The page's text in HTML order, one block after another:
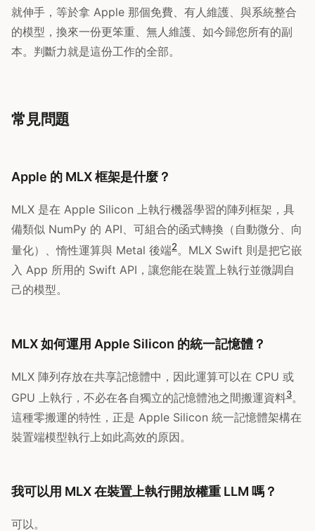
就伸手，等於拿 Apple 那個免費、有人維護、與系統整合
的模型，換來一份更笨重、無人維護、如今歸您所有的副
本。判斷力就是這份工作的全部。
常見問題
Apple 的 MLX 框架是什麼？
MLX 是在 Apple Silicon 上執行機器學習的陣列框架，具
備類似 NumPy 的 API、可組合的函式轉換（自動微分、向
量化）、惰性運算與 Metal 後端2。MLX Swift 則是把它嵌
入 App 所用的 Swift API，讓您能在裝置上執行並微調自
己的模型。
MLX 如何運用 Apple Silicon 的統一記憶體？
MLX 陣列存放在共享記憶體中，因此運算可以在 CPU 或
GPU 上執行，不必在各自獨立的記憶體池之間搬運資料3。
這種零搬運的特性，正是 Apple Silicon 統一記憶體架構在
裝置端模型執行上如此高效的原因。
我可以用 MLX 在裝置上執行開放權重 LLM 嗎？
可以。